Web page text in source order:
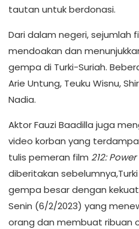
tautan untuk berdonasi.
Dari dalam negeri, sejumlah
mendoakan dan
gempa di Turki-Suriah.
Arie Untung, Teuku Wisnu,
Nadia.
Aktor Fauzi Baadilla juga
video korban yang
tulis pemeran film 212:
diberitakan
gempa besar dengan
Senin (6/2/2023) yang
orang dan membuat ribuan